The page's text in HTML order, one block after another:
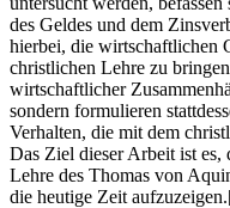
des Geldes und dem
hierbei, die wirtschaftlichen
christlichen Lehre zu
wirtschaftlicher
sondern formulieren
Verhalten, die mit dem
Das Ziel dieser Arbeit ist es,
Lehre des Thomas von
die heutige Zeit